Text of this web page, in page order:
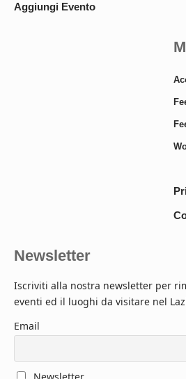
Aggiungi Evento
Newsletter
Iscriviti alla nostra newsletter per
eventi ed il luoghi da visitare nel
Email
Newsletter